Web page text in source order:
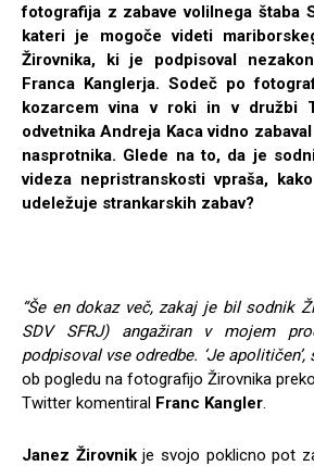
fotografija z zabave volilnega štaba
kateri je mogoče videti
Žirovnika, ki je podpisoval
Franca Kanglerja. Sodeč po
kozarcem vina v roki in v družbi
odvetnika Andreja Kaca vidno
nasprotnika. Glede na to, da je
videza nepristranskosti vpraša,
udeležuje strankarskih zabav?
“Še en dokaz več, zakaj je bil sodnik
SDV SFRJ) angažiran v mojem
podpisoval vse odredbe. ‘Je apolitičen’,
ob pogledu na fotografijo Žirovnika
Twitter komentiral Franc Kangler.
Janez Žirovnikje svojo poklicno pot